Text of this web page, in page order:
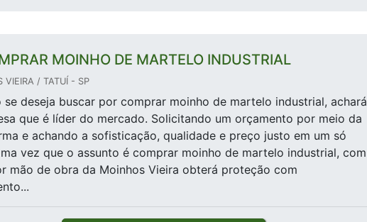
MOINHO DE MARTELO INDUSTRIAL
VIEIRA / TATUÍ - SP
se deseja buscar por comprar moinho de martelo industrial, achará
que é líder do mercado. Solicitando um orçamento por meio da
e achando a sofisticação, qualidade e preço justo em um só
vez que o assunto é comprar moinho de martelo industrial, com
mão de obra da Moinhos Vieira obterá proteção com